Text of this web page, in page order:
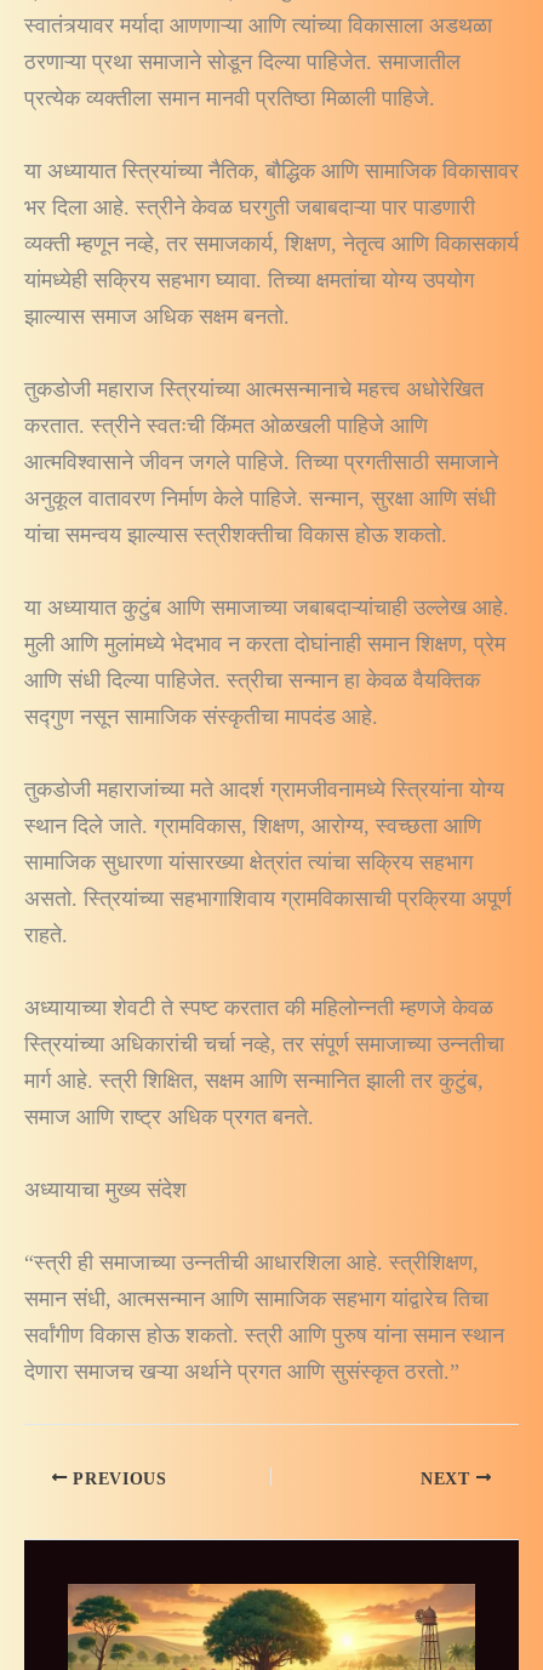
स्वातंत्र्यावर मर्यादा आणणाऱ्या आणि त्यांच्या विकासाला अडथळा
ठरणाऱ्या प्रथा समाजाने सोडून दिल्या पाहिजेत. समाजातील
प्रत्येक व्यक्तीला समान मानवी प्रतिष्ठा मिळाली पाहिजे.
या अध्यायात स्त्रियांच्या नैतिक, बौद्धिक आणि सामाजिक विकासावर
भर दिला आहे. स्त्रीने केवळ घरगुती जबाबदाऱ्या पार पाडणारी
व्यक्ती म्हणून नव्हे, तर समाजकार्य, शिक्षण, नेतृत्व आणि विकासकार्य
यांमध्येही सक्रिय सहभाग घ्यावा. तिच्या क्षमतांचा योग्य उपयोग
झाल्यास समाज अधिक सक्षम बनतो.
तुकडोजी महाराज स्त्रियांच्या आत्मसन्मानाचे महत्त्व अधोरेखित
करतात. स्त्रीने स्वतःची किंमत ओळखली पाहिजे आणि
आत्मविश्वासाने जीवन जगले पाहिजे. तिच्या प्रगतीसाठी समाजाने
अनुकूल वातावरण निर्माण केले पाहिजे. सन्मान, सुरक्षा आणि संधी
यांचा समन्वय झाल्यास स्त्रीशक्तीचा विकास होऊ शकतो.
या अध्यायात कुटुंब आणि समाजाच्या जबाबदाऱ्यांचाही उल्लेख आहे.
मुली आणि मुलांमध्ये भेदभाव न करता दोघांनाही समान शिक्षण, प्रेम
आणि संधी दिल्या पाहिजेत. स्त्रीचा सन्मान हा केवळ वैयक्तिक
सद्गुण नसून सामाजिक संस्कृतीचा मापदंड आहे.
तुकडोजी महाराजांच्या मते आदर्श ग्रामजीवनामध्ये स्त्रियांना योग्य
स्थान दिले जाते. ग्रामविकास, शिक्षण, आरोग्य, स्वच्छता आणि
सामाजिक सुधारणा यांसारख्या क्षेत्रांत त्यांचा सक्रिय सहभाग
असतो. स्त्रियांच्या सहभागाशिवाय ग्रामविकासाची प्रक्रिया अपूर्ण
राहते.
अध्यायाच्या शेवटी ते स्पष्ट करतात की महिलोन्नती म्हणजे केवळ
स्त्रियांच्या अधिकारांची चर्चा नव्हे, तर संपूर्ण समाजाच्या उन्नतीचा
मार्ग आहे. स्त्री शिक्षित, सक्षम आणि सन्मानित झाली तर कुटुंब,
समाज आणि राष्ट्र अधिक प्रगत बनते.
अध्यायाचा मुख्य संदेश
“स्त्री ही समाजाच्या उन्नतीची आधारशिला आहे. स्त्रीशिक्षण,
समान संधी, आत्मसन्मान आणि सामाजिक सहभाग यांद्वारेच तिचा
सर्वांगीण विकास होऊ शकतो. स्त्री आणि पुरुष यांना समान स्थान
देणारा समाजच खऱ्या अर्थाने प्रगत आणि सुसंस्कृत ठरतो.”
PREVIOUS NEXT